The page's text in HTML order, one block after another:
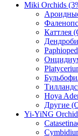
Miki Orchids
Каттлея
Hoya
Другие
Yi-YiNG